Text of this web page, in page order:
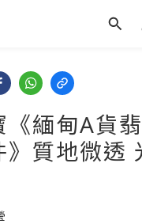
《緬甸A貨
》質地微透